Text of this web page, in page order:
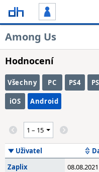
Among Us
Hodnocení
Všechny PC PS4
iOS Android
Uživatel
Zaplix